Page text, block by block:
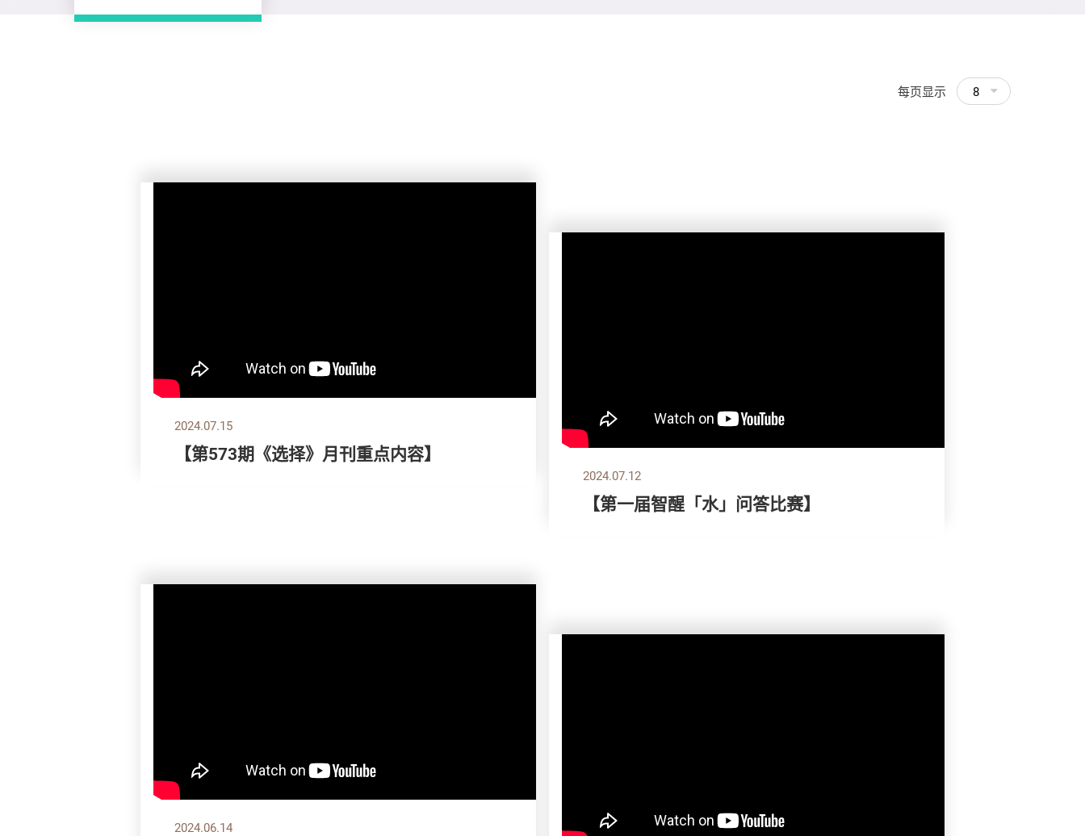
每页显示 8
2024.07.15
【第573期《选择》月刊重点内容】
2024.07.12
【第一届智醒「水」问答比赛】
2024.06.14